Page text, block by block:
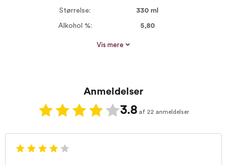
Størrelse: 330 ml
Alkohol %: 5,80
Vis mere
Anmeldelser
3.8 af 22 anmeldelser